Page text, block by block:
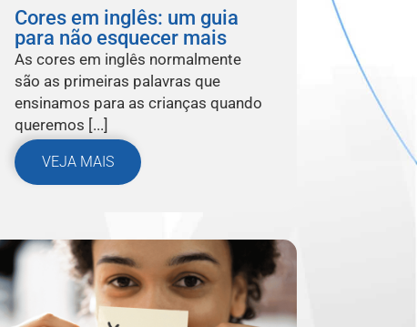
Cores em inglês: um guia
para não esquecer mais
As cores em inglês normalmente
são as primeiras palavras que
ensinamos para as crianças quando
queremos [...]
VEJA MAIS